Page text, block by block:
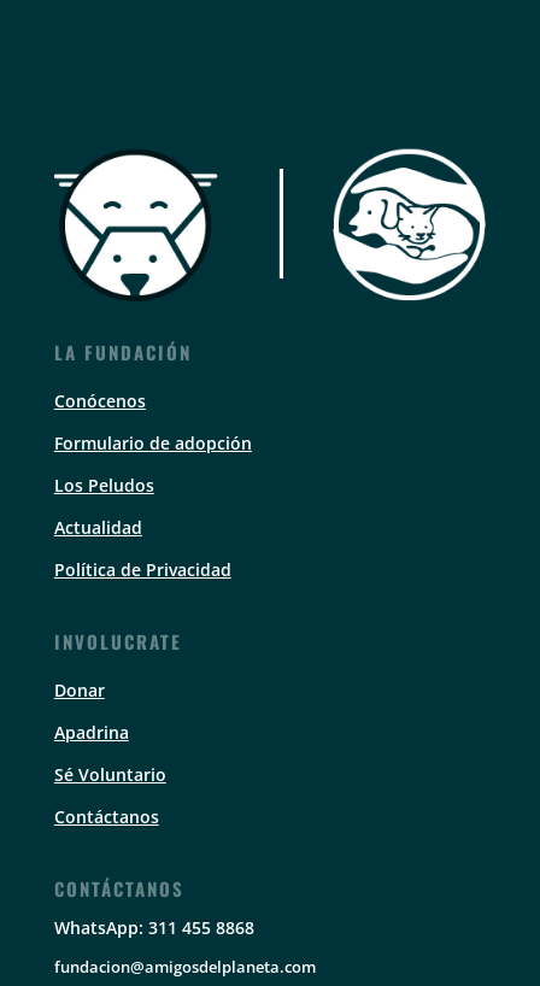
LA FUNDACIÓN
Conócenos
Formulario de adopción
Los Peludos
Actualidad
Política de Privacidad
INVOLUCRATE
Donar
Apadrina
Sé Voluntario
Contáctanos
CONTÁCTANOS
WhatsApp: 311 455 8868
fundacion@amigosdelplaneta.com